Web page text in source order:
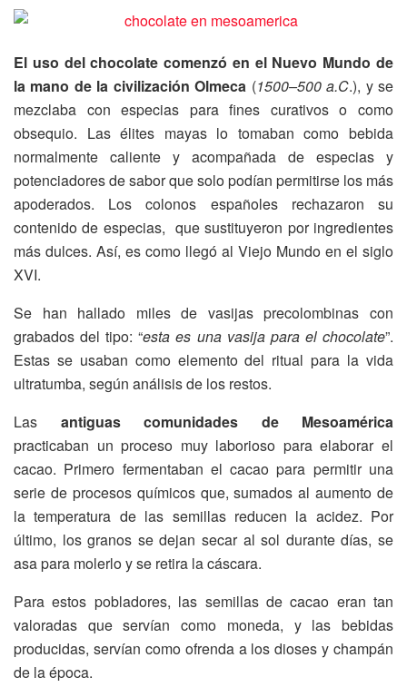
El uso del chocolate comenzó en el Nuevo Mundo de
la mano de la civilización Olmeca (1500–500 a.C.), y se
mezclaba con especias para fines curativos o como
obsequio. Las élites mayas lo tomaban como bebida
normalmente caliente y acompañada de especias y
potenciadores de sabor que solo podían permitirse los más
apoderados. Los colonos españoles rechazaron su
contenido de especias, que sustituyeron por ingredientes
más dulces. Así, es como llegó al Viejo Mundo en el siglo
XVI.
Se han hallado miles de vasijas precolombinas con
grabados del tipo: “esta es una vasija para el chocolate”.
Estas se usaban como elemento del ritual para la vida
ultratumba, según análisis de los restos.
Las antiguas comunidades de Mesoamérica
practicaban un proceso muy laborioso para elaborar el
cacao. Primero fermentaban el cacao para permitir una
serie de procesos químicos que, sumados al aumento de
la temperatura de las semillas reducen la acidez. Por
último, los granos se dejan secar al sol durante días, se
asa para molerlo y se retira la cáscara.
Para estos pobladores, las semillas de cacao eran tan
valoradas que servían como moneda, y las bebidas
producidas, servían como ofrenda a los dioses y champán
de la época.